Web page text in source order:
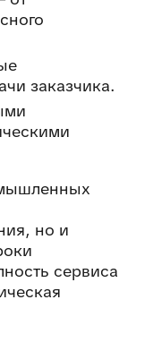
заказчика.
но и
сервиса